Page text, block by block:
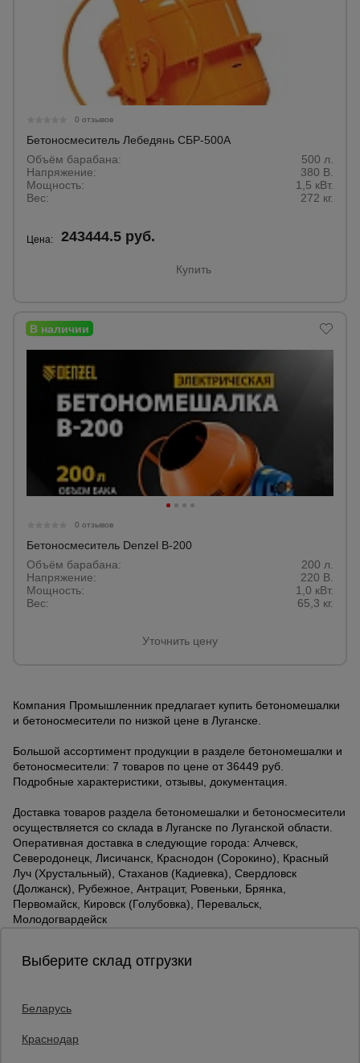
0 отзывов
Бетоносмеситель Лебедянь СБР-500А
Объём барабана:
500 л.
Напряжение:
380 В.
Мощность:
1,5 кВт.
Вес:
272 кг.
Цена: 243444.5 руб.
Купить
0 отзывов
Бетоносмеситель Denzel В-200
Объём барабана:
200 л.
Напряжение:
220 В.
Мощность:
1,0 кВт.
Вес:
65,3 кг.
Уточнить цену
Компания Промышленник предлагает купить бетономешалки
и бетоносмесители по низкой цене в Луганске.
Большой ассортимент продукции в разделе бетономешалки и
бетоносмесители: 7 товаров по цене от 36449 руб.
Подробные характеристики, отзывы, документация.
Доставка товаров раздела бетономешалки и бетоносмесители
осуществляется со склада в Луганске по Луганской области.
Оперативная доставка в следующие города: Алчевск,
Северодонецк, Лисичанск, Краснодон (Сорокино), Красный
Луч (Хрустальный), Стаханов (Кадиевка), Свердловск
(Должанск), Рубежное, Антрацит, Ровеньки, Брянка,
Первомайск, Кировск (Голубовка), Перевальск,
Молодогвардейск
Выберите склад отгрузки
Беларусь
Краснодар
О компании